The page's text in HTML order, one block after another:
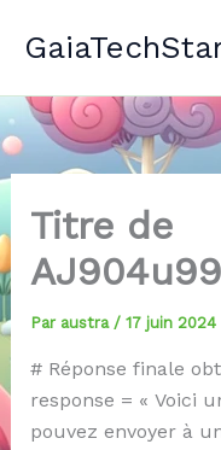
Titre de
Par austra / 17 juin 2024
# Réponse finale
response = « Voici
pouvez envoyer à